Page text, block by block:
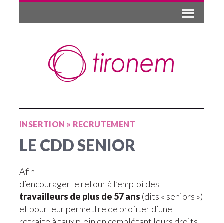
INSERTION » RECRUTEMENT
LE CDD SENIOR
Afin
d’encourager le retour à l’emploi des
travailleurs de plus de 57 ans (dits « seniors »)
et pour leur permettre de profiter d’une